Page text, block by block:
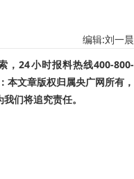
编辑:刘一晨
，24小时报料热线400-800-
本文章版权归属央广网所有，
们将追究责任。